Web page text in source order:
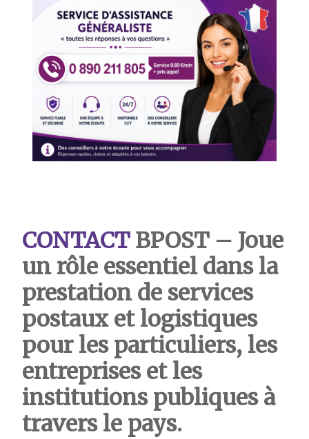
CONTACTBPOST – Joue
un rôle essentiel dans la
prestation de services
postaux et logistiques
pour les particuliers, les
entreprises et les
institutions publiques à
travers le pays.